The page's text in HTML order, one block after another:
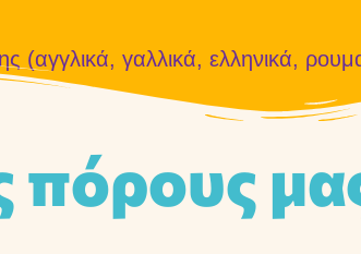
(αγγλικά, γαλλικά, ελληνικά,
πόρους